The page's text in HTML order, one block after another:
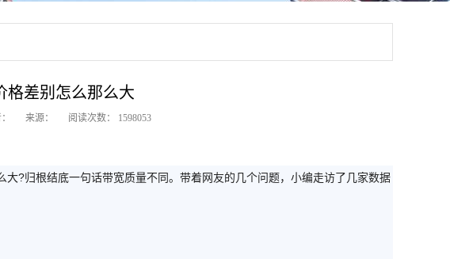
格差别怎么那么大
： 来源： 阅读次数： 1598053
?归根结底一句话带宽质量不同。带着网友的几个问题，小编走访了几家数据